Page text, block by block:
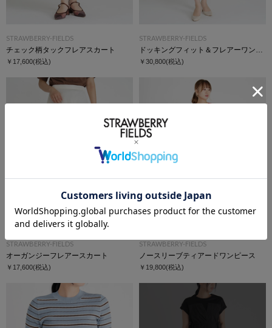
STRAWBERRY-FIELDS
チェック柄タックフレアスカート
￥17,600(税込)
STRAWBERRY-FIELDS
￥30,800(税込)
STRAWBERRY-FIELDS
オーガンジーフレアースカート
￥17,600(税込)
STRAWBERRY-FIELDS
ノースリーブティアードワンピース
￥19,800(税込)